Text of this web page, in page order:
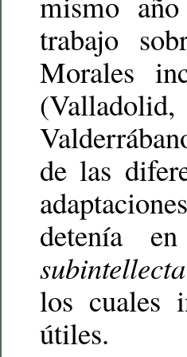
trabajo
Morales
de las
detenía
subintellecta
los cuales
útiles.